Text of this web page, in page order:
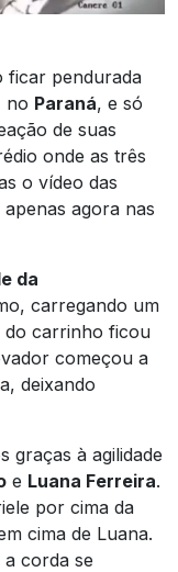
ficar pendurada
no Paraná, e só
de suas
onde as três
o vídeo das
agora nas
da
carregando um
do carrinho ficou
começou a
deixando
graças à agilidade
e Luana Ferreira.
por cima da
cima de Luana.
corda se